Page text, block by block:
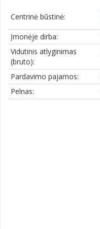
Centrinė būstinė:
Įmonėje dirba:
Vidutinis atlyginimas
(bruto):
Pardavimo pajamos:
Pelnas: